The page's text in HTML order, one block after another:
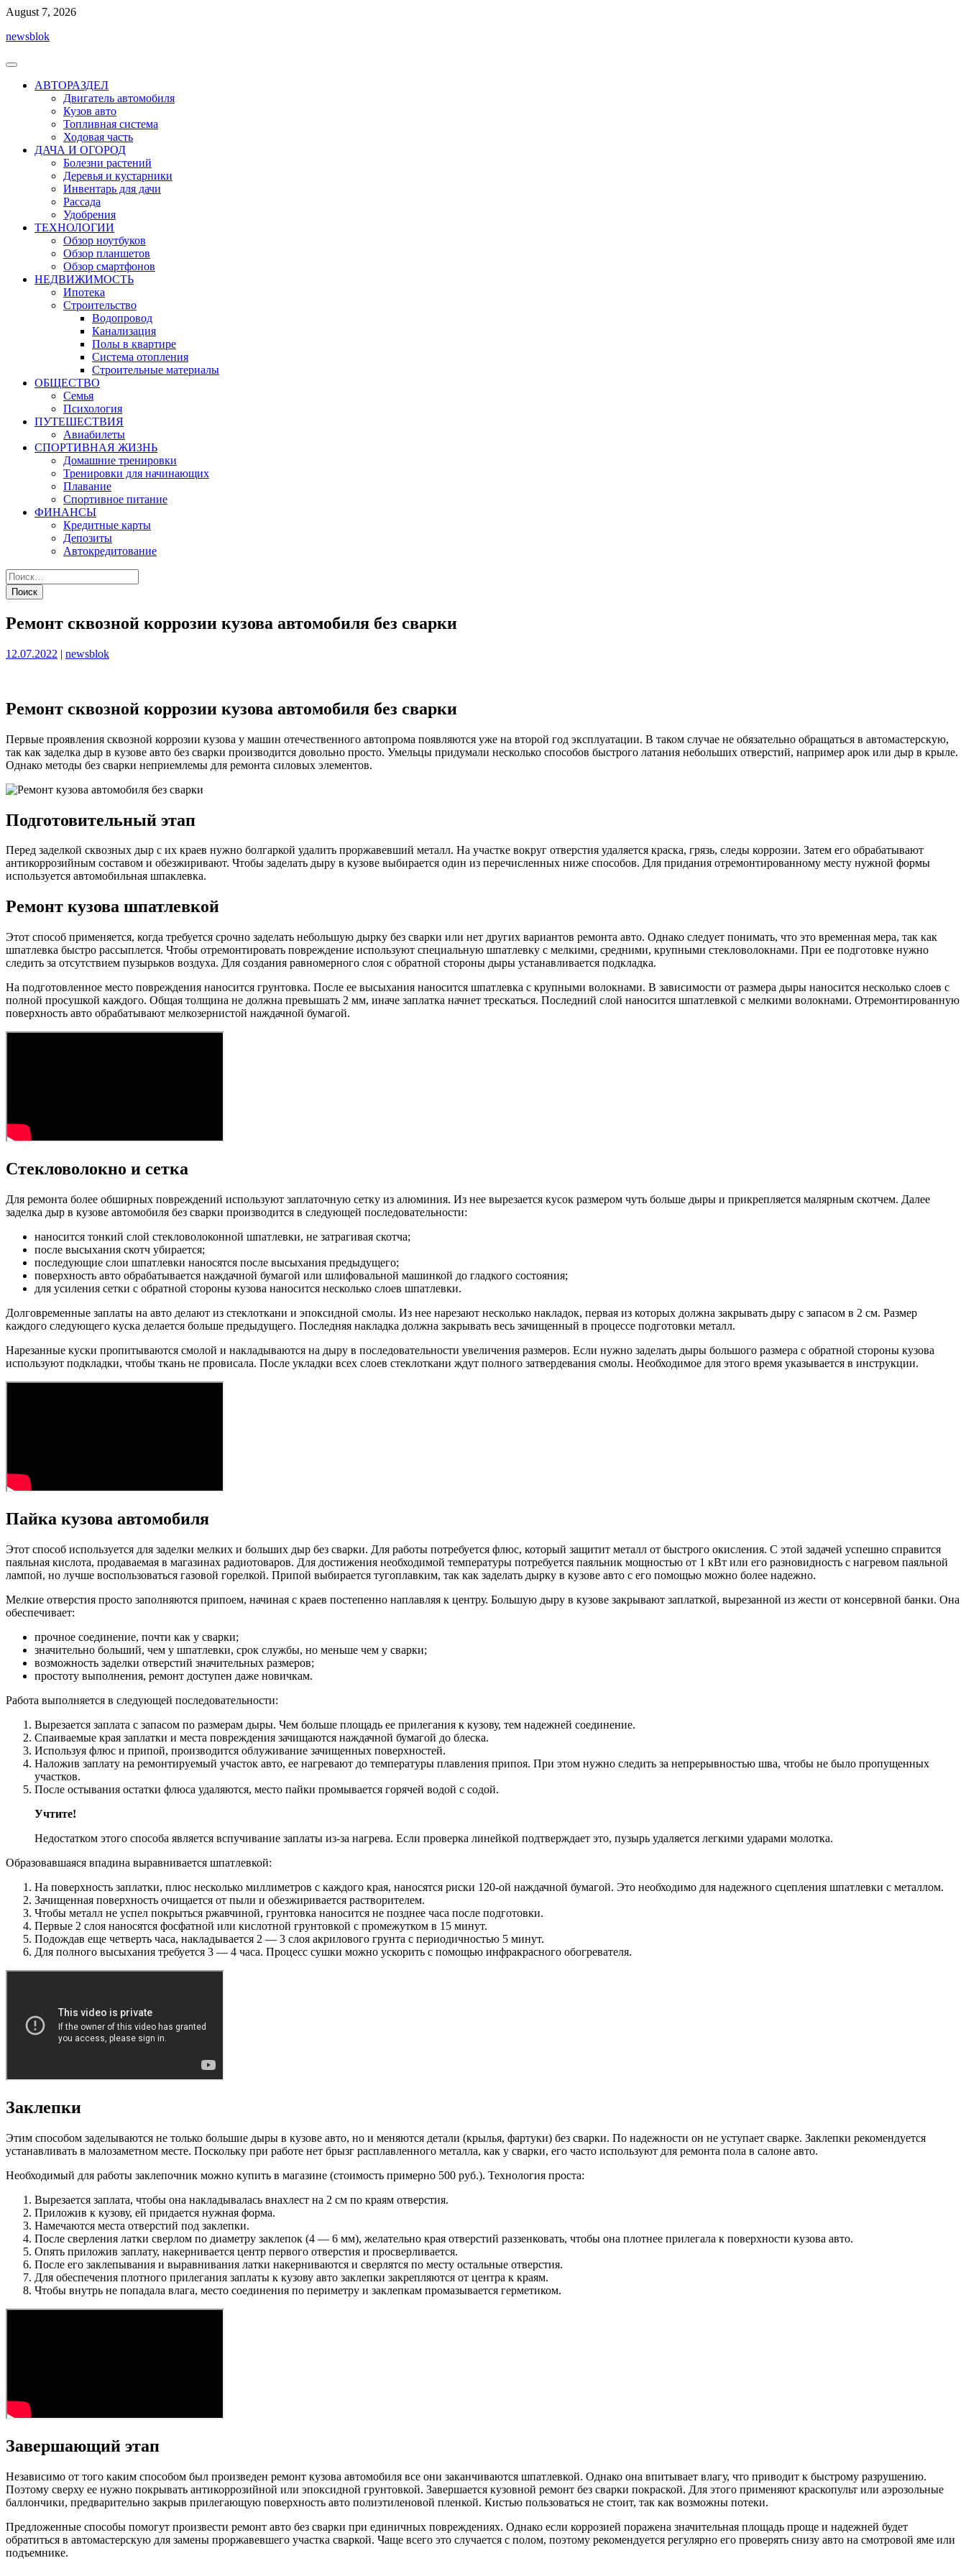
Перейти
содержимому
August 7, 2026
newsblok
АВТОРАЗДЕЛ
Двигатель автомобиля
Кузов авто
Топливная система
Ходовая часть
ДАЧА И ОГОРОД
Болезни растений
Деревья и кустарники
Инвентарь для дачи
Рассада
Удобрения
ТЕХНОЛОГИИ
Обзор ноутбуков
Обзор планшетов
Обзор смартфонов
НЕДВИЖИМОСТЬ
Ипотека
Строительство
Водопровод
Канализация
Полы в квартире
Система отопления
Строительные материалы
ОБЩЕСТВО
Семья
Психология
ПУТЕШЕСТВИЯ
Авиабилеты
СПОРТИВНАЯ ЖИЗНЬ
Домашние тренировки
Тренировки для начинающих
Плавание
Спортивное питание
ФИНАНСЫ
Кредитные карты
Депозиты
Автокредитование
Ремонт сквозной коррозии кузова автомобиля без сварки
Опубликовано
12.07.2022 | Опубликовано
newsblok
Ремонт сквозной коррозии кузова автомобиля без сварки
Первые проявления сквозной коррозии кузова у машин отечественного автопрома появляются уже на второй год эксплуатации. В таком случае не обязательно обращаться в автомастерскую,
так как заделка дыр в кузове авто без сварки производится довольно просто. Умельцы придумали несколько способов быстрого латания небольших отверстий, например арок или дыр в крыле.
Однако методы без сварки неприемлемы для ремонта силовых элементов.
Подготовительный этап
Перед заделкой сквозных дыр с их краев нужно болгаркой удалить проржавевший металл. На участке вокруг отверстия удаляется краска, грязь, следы коррозии. Затем его обрабатывают
антикоррозийным составом и обезжиривают. Чтобы заделать дыру в кузове выбирается один из перечисленных ниже способов. Для придания отремонтированному месту нужной формы
используется автомобильная шпаклевка.
Ремонт кузова шпатлевкой
Этот способ применяется, когда требуется срочно заделать небольшую дырку без сварки или нет других вариантов ремонта авто. Однако следует понимать, что это временная мера, так как
шпатлевка быстро рассыплется. Чтобы отремонтировать повреждение используют специальную шпатлевку с мелкими, средними, крупными стекловолокнами. При ее подготовке нужно
следить за отсутствием пузырьков воздуха. Для создания равномерного слоя с обратной стороны дыры устанавливается подкладка.
На подготовленное место повреждения наносится грунтовка. После ее высыхания наносится шпатлевка с крупными волокнами. В зависимости от размера дыры наносится несколько слоев с
полной просушкой каждого. Общая толщина не должна превышать 2 мм, иначе заплатка начнет трескаться. Последний слой наносится шпатлевкой с мелкими волокнами. Отремонтированную
поверхность авто обрабатывают мелкозернистой наждачной бумагой.
Стекловолокно и сетка
Для ремонта более обширных повреждений используют заплаточную сетку из алюминия. Из нее вырезается кусок размером чуть больше дыры и прикрепляется малярным скотчем. Далее
заделка дыр в кузове автомобиля без сварки производится в следующей последовательности:
наносится тонкий слой стекловолоконной шпатлевки, не затрагивая скотча;
после высыхания скотч убирается;
последующие слои шпатлевки наносятся после высыхания предыдущего;
поверхность авто обрабатывается наждачной бумагой или шлифовальной машинкой до гладкого состояния;
для усиления сетки с обратной стороны кузова наносится несколько слоев шпатлевки.
Долговременные заплаты на авто делают из стеклоткани и эпоксидной смолы. Из нее нарезают несколько накладок, первая из которых должна закрывать дыру с запасом в 2 см. Размер
каждого следующего куска делается больше предыдущего. Последняя накладка должна закрывать весь зачищенный в процессе подготовки металл.
Нарезанные куски пропитываются смолой и накладываются на дыру в последовательности увеличения размеров. Если нужно заделать дыры большого размера с обратной стороны кузова
используют подкладки, чтобы ткань не провисала. После укладки всех слоев стеклоткани ждут полного затвердевания смолы. Необходимое для этого время указывается в инструкции.
Пайка кузова автомобиля
Этот способ используется для заделки мелких и больших дыр без сварки. Для работы потребуется флюс, который защитит металл от быстрого окисления. С этой задачей успешно справится
паяльная кислота, продаваемая в магазинах радиотоваров. Для достижения необходимой температуры потребуется паяльник мощностью от 1 кВт или его разновидность с нагревом паяльной
лампой, но лучше воспользоваться газовой горелкой. Припой выбирается тугоплавким, так как заделать дырку в кузове авто с его помощью можно более надежно.
Мелкие отверстия просто заполняются припоем, начиная с краев постепенно наплавляя к центру. Большую дыру в кузове закрывают заплаткой, вырезанной из жести от консервной банки. Она
обеспечивает:
прочное соединение, почти как у сварки;
значительно больший, чем у шпатлевки, срок службы, но меньше чем у сварки;
возможность заделки отверстий значительных размеров;
простоту выполнения, ремонт доступен даже новичкам.
Работа выполняется в следующей последовательности:
Вырезается заплата с запасом по размерам дыры. Чем больше площадь ее прилегания к кузову, тем надежней соединение.
Спаиваемые края заплатки и места повреждения зачищаются наждачной бумагой до блеска.
Используя флюс и припой, производится облуживание зачищенных поверхностей.
Наложив заплату на ремонтируемый участок авто, ее нагревают до температуры плавления припоя. При этом нужно следить за непрерывностью шва, чтобы не было пропущенных
участков.
После остывания остатки флюса удаляются, место пайки промывается горячей водой с содой.
Учтите!
Недостатком этого способа является вспучивание заплаты из-за нагрева. Если проверка линейкой подтверждает это, пузырь удаляется легкими ударами молотка.
Образовавшаяся впадина выравнивается шпатлевкой:
На поверхность заплатки, плюс несколько миллиметров с каждого края, наносятся риски 120-ой наждачной бумагой. Это необходимо для надежного сцепления шпатлевки с металлом.
Зачищенная поверхность очищается от пыли и обезжиривается растворителем.
Чтобы металл не успел покрыться ржавчиной, грунтовка наносится не позднее часа после подготовки.
Первые 2 слоя наносятся фосфатной или кислотной грунтовкой с промежутком в 15 минут.
Подождав еще четверть часа, накладывается 2 — 3 слоя акрилового грунта с периодичностью 5 минут.
Для полного высыхания требуется 3 — 4 часа. Процесс сушки можно ускорить с помощью инфракрасного обогревателя.
Заклепки
Этим способом заделываются не только большие дыры в кузове авто, но и меняются детали (крылья, фартуки) без сварки. По надежности он не уступает сварке. Заклепки рекомендуется
устанавливать в малозаметном месте. Поскольку при работе нет брызг расплавленного металла, как у сварки, его часто используют для ремонта пола в салоне авто.
Необходимый для работы заклепочник можно купить в магазине (стоимость примерно 500 руб.). Технология проста:
Вырезается заплата, чтобы она накладывалась внахлест на 2 см по краям отверстия.
Приложив к кузову, ей придается нужная форма.
Намечаются места отверстий под заклепки.
После сверления латки сверлом по диаметру заклепок (4 — 6 мм), желательно края отверстий раззенковать, чтобы она плотнее прилегала к поверхности кузова авто.
Опять приложив заплату, накернивается центр первого отверстия и просверливается.
После его заклепывания и выравнивания латки накерниваются и сверлятся по месту остальные отверстия.
Для обеспечения плотного прилегания заплаты к кузову авто заклепки закрепляются от центра к краям.
Чтобы внутрь не попадала влага, место соединения по периметру и заклепкам промазывается герметиком.
Завершающий этап
Независимо от того каким способом был произведен ремонт кузова автомобиля все они заканчиваются шпатлевкой. Однако она впитывает влагу, что приводит к быстрому разрушению.
Поэтому сверху ее нужно покрывать антикоррозийной или эпоксидной грунтовкой. Завершается кузовной ремонт без сварки покраской. Для этого применяют краскопульт или аэрозольные
баллончики, предварительно закрыв прилегающую поверхность авто полиэтиленовой пленкой. Кистью пользоваться не стоит, так как возможны потеки.
Предложенные способы помогут произвести ремонт авто без сварки при единичных повреждениях. Однако если коррозией поражена значительная площадь проще и надежней будет
обратиться в автомастерскую для замены проржавевшего участка сваркой. Чаще всего это случается с полом, поэтому рекомендуется регулярно его проверять снизу авто на смотровой яме или
подъемнике.